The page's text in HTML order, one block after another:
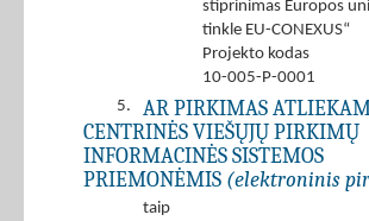
stiprinimas Europos
tinkle EU-CONEXUS“
Projekto kodas
10-005-P-0001
5.
AR PIRKIMAS
CENTRINĖS VIEŠŲJŲ PIRKIMŲ
INFORMACINĖS SISTEMOS
PRIEMONĖMIS (elektroninis
taip